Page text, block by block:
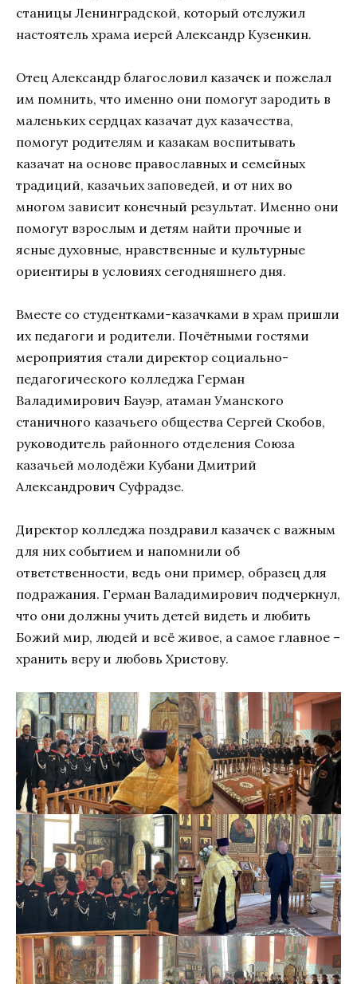
станицы Ленинградской, который отслужил
настоятель храма иерей Александр Кузенкин.
Отец Александр благословил казачек и пожелал
им помнить, что именно они помогут зародить в
маленьких сердцах казачат дух казачества,
помогут родителям и казакам воспитывать
казачат на основе православных и семейных
традиций, казачьих заповедей, и от них во
многом зависит конечный результат. Именно они
помогут взрослым и детям найти прочные и
ясные духовные, нравственные и культурные
ориентиры в условиях сегодняшнего дня.
Вместе со студентками-казачками в храм пришли
их педагоги и родители. Почётными гостями
мероприятия стали директор социально-
педагогического колледжа Герман
Валадимирович Бауэр, атаман Уманского
станичного казачьего общества Сергей Скобов,
руководитель районного отделения Союза
казачьей молодёжи Кубани Дмитрий
Александрович Суфрадзе.
Директор колледжа поздравил казачек с важным
для них событием и напомнили об
ответственности, ведь они пример, образец для
подражания. Герман Валадимирович подчеркнул,
что они должны учить детей видеть и любить
Божий мир, людей и всё живое, а самое главное –
хранить веру и любовь Христову.